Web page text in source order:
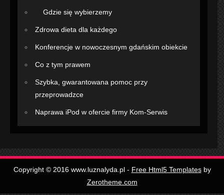
Gdzie się wybierzemy
Zdrowa dieta dla każdego
Konferencje w nowoczesnym gdańskim obiekcie
Co z tym prawem
Szybka, gwarantowana pomoc przy
przeprowadzce
Naprawa iPod w ofercie firmy Kom-Serwis
Copyright © 2016 www.luznalyda.pl - Free Html5 Templatesby
Zerotheme.com